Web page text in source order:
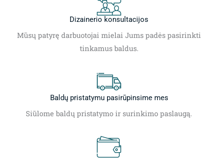
Dizainerio konsultacijos
Mūsų patyrę darbuotojai mielai Jums padės pasirinkti
tinkamus baldus.
Baldų pristatymu pasirūpinsime mes
Siūlome baldų pristatymo ir surinkimo paslaugą.